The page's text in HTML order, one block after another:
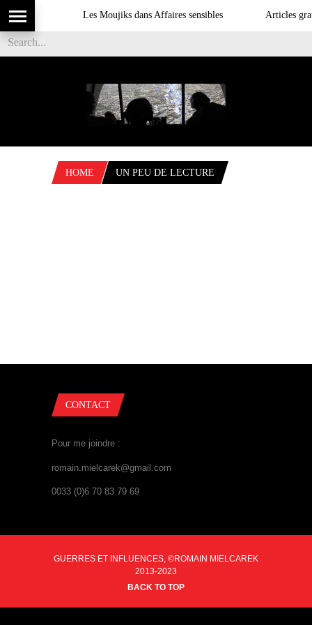
Les Moujiks dans Affaires sensibles Articles
HOME UN PEU DE LECTURE
CONTACT
Pour me joindre :
romain.mielcarek@gmail.com
0033 (0)6 70 83 79 69
GUERRES ET INFLUENCES, ©ROMAIN MIELCAREK
2013-2023
BACK TO TOP